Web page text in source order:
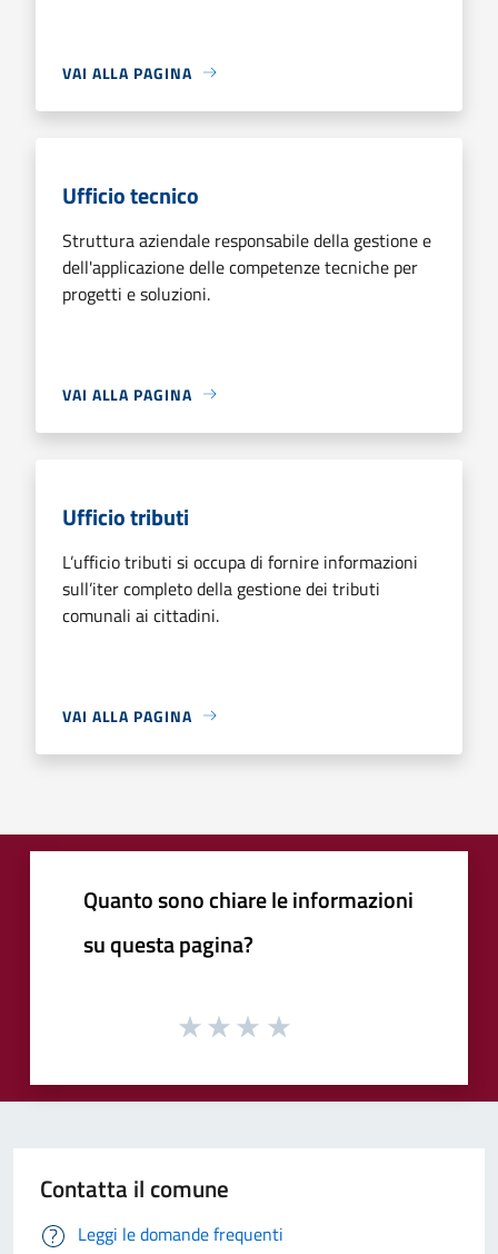
VAI ALLA PAGINA
Ufficio tecnico
Struttura aziendale responsabile della gestione e
dell'applicazione delle competenze tecniche per
progetti e soluzioni.
VAI ALLA PAGINA
Ufficio tributi
L’ufficio tributi si occupa di fornire informazioni
sull’iter completo della gestione dei tributi
comunali ai cittadini.
VAI ALLA PAGINA
Quanto sono chiare le informazioni
su questa pagina?
Contatta il comune
Leggi le domande frequenti